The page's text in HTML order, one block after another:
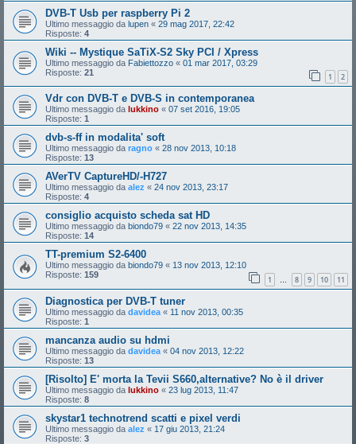
DVB-T Usb per raspberry Pi 2
Ultimo messaggio da lupen « 29 mag 2017, 22:42
Risposte: 4
Wiki -- Mystique SaTiX-S2 Sky PCI / Xpress
Ultimo messaggio da Fabiettozzo « 01 mar 2017, 03:29
Risposte: 21 1 2
Vdr con DVB-T e DVB-S in contemporanea
Ultimo messaggio da lukkino « 07 set 2016, 19:05
Risposte: 1
dvb-s-ff in modalita' soft
Ultimo messaggio da ragno « 28 nov 2013, 10:18
Risposte: 13
AVerTV CaptureHD/-H727
Ultimo messaggio da alez « 24 nov 2013, 23:17
Risposte: 4
consiglio acquisto scheda sat HD
Ultimo messaggio da biondo79 « 22 nov 2013, 14:35
Risposte: 14
TT-premium S2-6400
Ultimo messaggio da biondo79 « 13 nov 2013, 12:10
Risposte: 159 1 … 8 9 10 11
Diagnostica per DVB-T tuner
Ultimo messaggio da davidea « 11 nov 2013, 00:35
Risposte: 1
mancanza audio su hdmi
Ultimo messaggio da davidea « 04 nov 2013, 12:22
Risposte: 13
[Risolto] E' morta la Tevii S660,alternative? No è il driver
Ultimo messaggio da lukkino « 23 lug 2013, 11:47
Risposte: 8
skystar1 technotrend scatti e pixel verdi
Ultimo messaggio da alez « 17 giu 2013, 21:24
Risposte: 3